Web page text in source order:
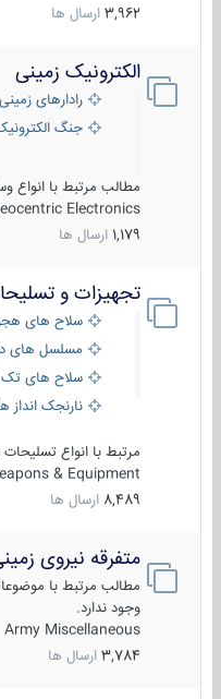
3,962 ارسال ها
الکترونیک زمینی
رادارهای زمینی
جنگ
مطالب مرتبط با انواع
Electronics
1,179 ارسال ها
تجهیزات و
سلاح های
مسلسل های
سلاح های تک
نارنجک انداز
مرتبط با انواع تسلیحات
& Equipment
8,489 ارسال ها
متفرقه نیروی
مطالب مرتبط با
وجود ندارد.
Army Miscellaneous
3,784 ارسال ها